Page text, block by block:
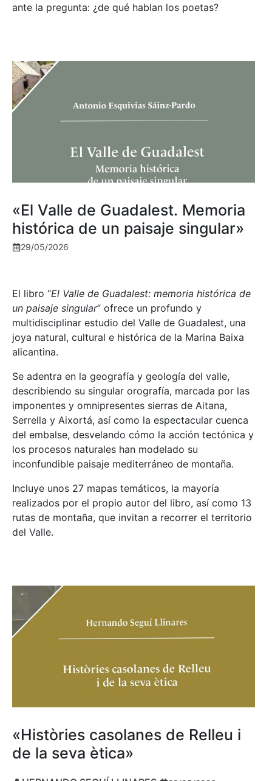
ante la pregunta: ¿de qué hablan los poetas?
«El Valle de Guadalest. Memoria
histórica de un paisaje singular»
29/05/2026
El libro “El Valle de Guadalest: memoria histórica de
un paisaje singular” ofrece un profundo y
multidisciplinar estudio del Valle de Guadalest, una
joya natural, cultural e histórica de la Marina Baixa
alicantina.
Se adentra en la geografía y geología del valle,
describiendo su singular orografía, marcada por las
imponentes y omnipresentes sierras de Aitana,
Serrella y Aixortá, así como la espectacular cuenca
del embalse, desvelando cómo la acción tectónica y
los procesos naturales han modelado su
inconfundible paisaje mediterráneo de montaña.
Incluye unos 27 mapas temáticos, la mayoría
realizados por el propio autor del libro, así como 13
rutas de montaña, que invitan a recorrer el territorio
del Valle.
«Històries casolanes de Relleu i
de la seva ètica»